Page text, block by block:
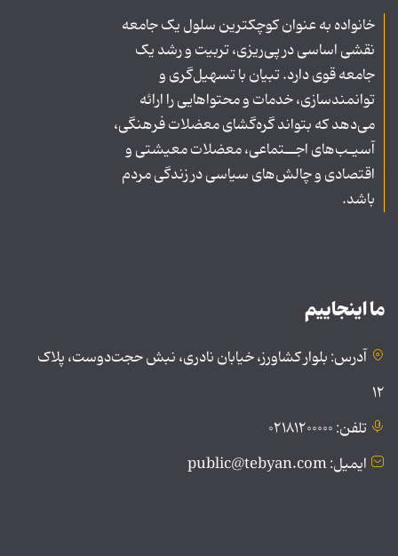
خانواده به عنوان کوچکترین سلول یک جامعه
نقشی اساسی در پی‌ریزی، تربیت و رشد یک
جامعه قوی دارد. تبیان با تسهیل‌گری و
توانمندسازی، خدمات و محتواهایی را ارائه
می‌دهد که بتواند گره‌گشای معضلات فرهنگی،
آسیـب‌های اجــتماعی، معضلات معیشتی و
اقتصادی و چالش‌های سیاسی در زندگی مردم
باشد.
ما اینجاییم
آدرس: بلوار کشاورز، خیابان نادری، نبش حجت‌دوست، پلاک
۱۲
تلفن: ۰۲۱۸۱۲۰۰۰۰۰
ایمیل: public@tebyan.com